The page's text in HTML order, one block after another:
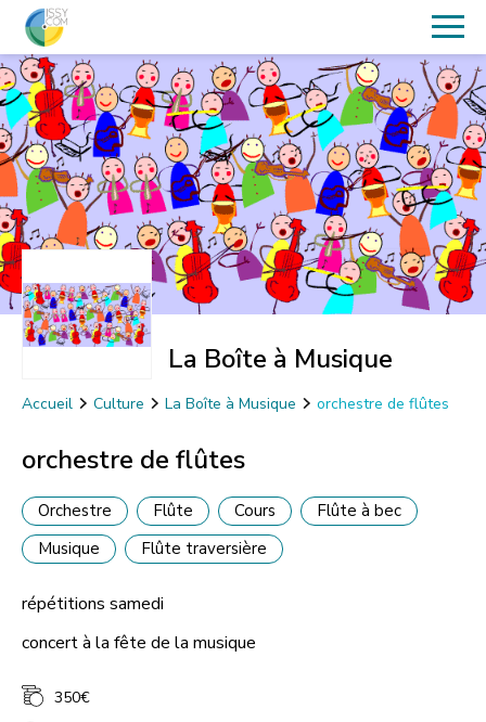
La Boîte à Musique
Accueil Culture La Boîte à Musique orchestre de flûtes
orchestre de flûtes
Orchestre Flûte Cours
Flûte à bec
Musique
Flûte traversière
répétitions samedi
concert à la fête de la musique
350€